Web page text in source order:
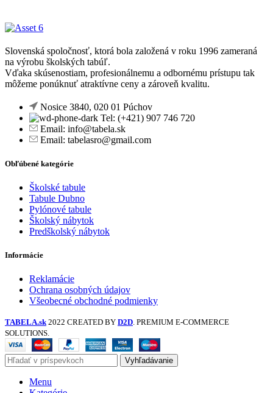
Slovenská spoločnosť, ktorá bola založená v roku 1996 zameraná
na výrobu školských tabúľ.
Vďaka skúsenostiam, profesionálnemu a odbornému prístupu tak
môžeme ponúknuť atraktívne ceny a zároveň kvalitu.
Nosice 3840, 020 01 Púchov
Tel: (+421) 907 746 720
Email: info@tabela.sk
Email: tabelasro@gmail.com
Obľúbené kategórie
Školské tabule
Tabule Dubno
Pylónové tabule
Školský nábytok
Predškolský nábytok
Informácie
Reklamácie
Ochrana osobných údajov
Všeobecné obchodné podmienky
TABELA.sk 2022 CREATED BY D2D. PREMIUM E-COMMERCE
SOLUTIONS.
Vyhľadávanie
Menu